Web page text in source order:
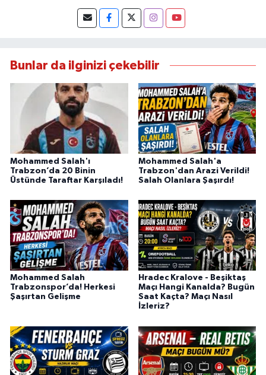
Bunlar da ilginizi çekebilir
Mohammed Salah'ı
Trabzon’da 20 Binin
Üstünde Taraftar Karşıladı!
Mohammed Salah'a
Trabzon'dan Arazi Verildi!
Salah Olanlara Şaşırdı!
Mohammed Salah
Trabzonspor’da! Herkesi
Şaşırtan Gelişme
Hradec Kralove - Beşiktaş
Maçı Hangi Kanalda? Bugün
Saat Kaçta? Maçı Nasıl
İzleriz?